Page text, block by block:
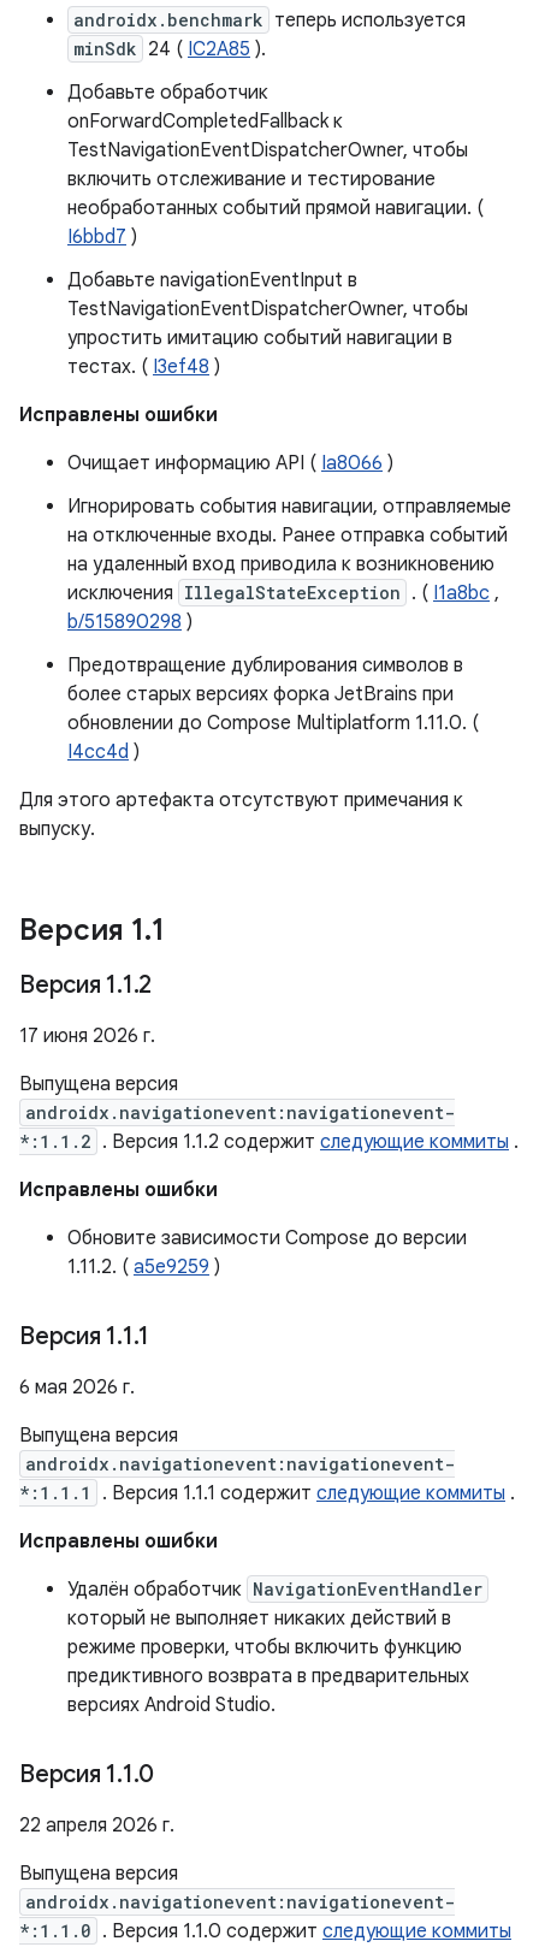
androidx.benchmark теперь используется
minSdk 24 ( IC2A85 ).
Добавьте обработчик
onForwardCompletedFallback к
TestNavigationEventDispatcherOwner, чтобы
включить отслеживание и тестирование
необработанных событий прямой навигации. (
I6bbd7 )
Добавьте navigationEventInput в
TestNavigationEventDispatcherOwner, чтобы
упростить имитацию событий навигации в
тестах. ( I3ef48 )
Исправлены ошибки
Очищает информацию API ( Ia8066 )
Игнорировать события навигации, отправляемые
на отключенные входы. Ранее отправка событий
на удаленный вход приводила к возникновению
исключения IllegalStateException . ( I1a8bc ,
b/515890298 )
Предотвращение дублирования символов в
более старых версиях форка JetBrains при
обновлении до Compose Multiplatform 1.11.0. (
I4cc4d )
Для этого артефакта отсутствуют примечания к
выпуску.
Версия 1.1
Версия 1.1.2
17 июня 2026 г.
Выпущена версия
androidx.navigationevent:navigationevent-
*:1.1.2 . Версия 1.1.2 содержит следующие коммиты .
Исправлены ошибки
Обновите зависимости Compose до версии
1.11.2. ( a5e9259 )
Версия 1.1.1
6 мая 2026 г.
Выпущена версия
androidx.navigationevent:navigationevent-
*:1.1.1
. Версия 1.1.1 содержит следующие коммиты .
Исправлены ошибки
Удалён обработчик NavigationEventHandler
который не выполняет никаких действий в
режиме проверки, чтобы включить функцию
предиктивного возврата в предварительных
версиях Android Studio.
Версия 1.1.0
22 апреля 2026 г.
Выпущена версия
androidx.navigationevent:navigationevent-
*:1.1.0 . Версия 1.1.0 содержит следующие коммиты